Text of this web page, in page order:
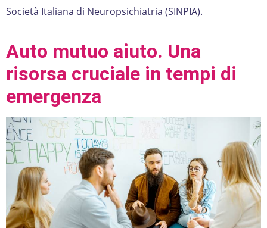
Società Italiana di Neuropsichiatria (SINPIA).
Auto mutuo aiuto. Una
risorsa cruciale in tempi di
emergenza